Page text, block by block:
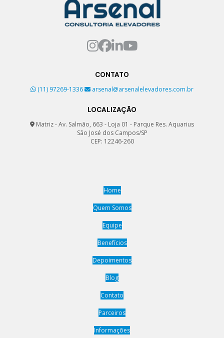
CONTATO
(11) 97269-1336
arsenal@arsenalelevadores.com.br
LOCALIZAÇÃO
Matriz - Av. Salmão, 663 - Loja 01 - Parque Res. Aquarius
São José dos Campos/SP
CEP: 12246-260
Home
Quem Somos
Equipe
Benefícios
Depoimentos
Blog
Contato
Parceiros
Informações